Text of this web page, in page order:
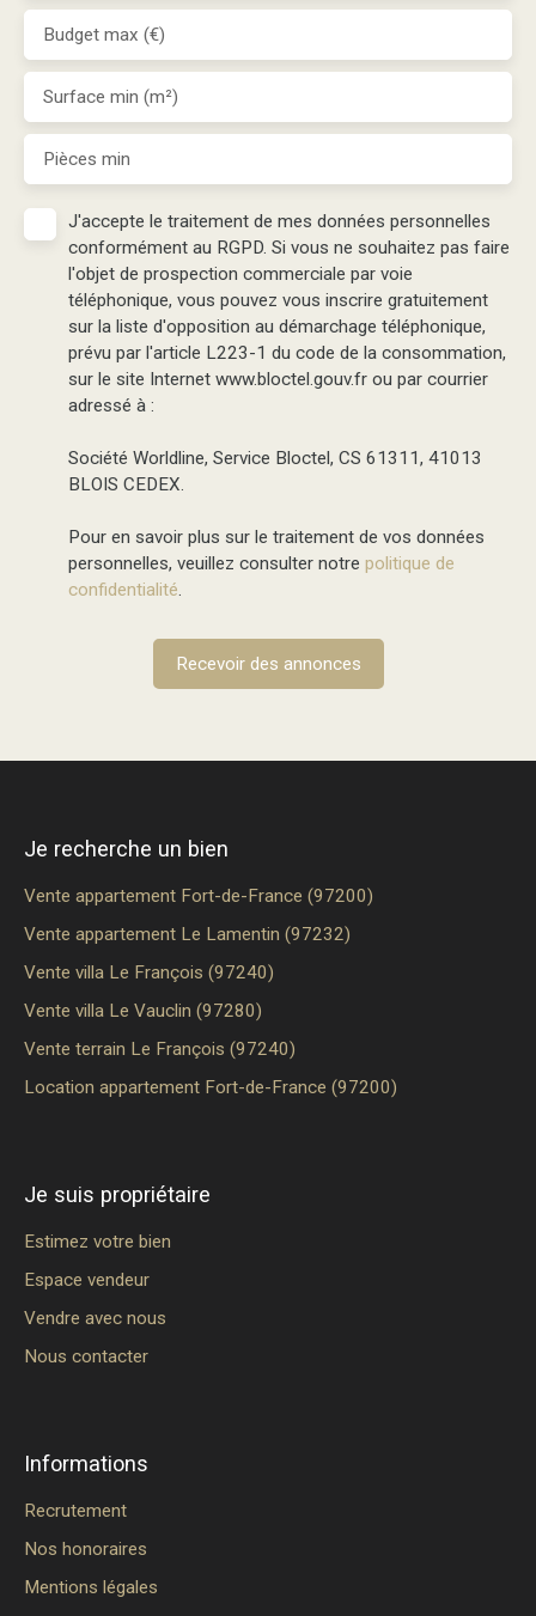
Budget max (€)
Surface min (m²)
Pièces min
J'accepte le traitement de mes données personnelles
conformément au RGPD. Si vous ne souhaitez pas faire
l'objet de prospection commerciale par voie
téléphonique, vous pouvez vous inscrire gratuitement
sur la liste d'opposition au démarchage téléphonique,
prévu par l'article L223-1 du code de la consommation,
sur le site Internet www.bloctel.gouv.fr ou par courrier
adressé à :
Société Worldline, Service Bloctel, CS 61311, 41013
BLOIS CEDEX.
Pour en savoir plus sur le traitement de vos données
personnelles, veuillez consulter notre politique de
confidentialité.
Recevoir des annonces
Je recherche un bien
Vente appartement Fort-de-France (97200)
Vente appartement Le Lamentin (97232)
Vente villa Le François (97240)
Vente villa Le Vauclin (97280)
Vente terrain Le François (97240)
Location appartement Fort-de-France (97200)
Je suis propriétaire
Estimez votre bien
Espace vendeur
Vendre avec nous
Nous contacter
Informations
Recrutement
Nos honoraires
Mentions légales